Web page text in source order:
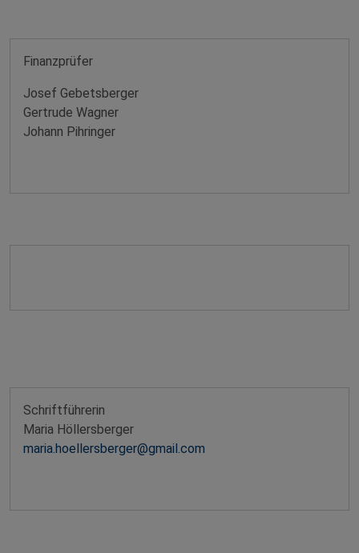
Finanzprüfer
Josef Gebetsberger
Gertrude Wagner
Johann Pihringer
Schriftführerin
Maria Höllersberger
maria.hoellersberger@gmail.com